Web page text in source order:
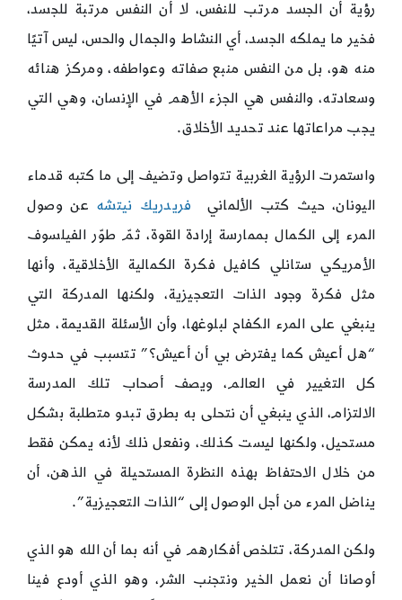
رؤية أن الجسد مرتب للنفس، لا أن النفس مرتبة للجسد،
فخير ما يملكه الجسد، أي النشاط والجمال والحس، ليس آتيًا
منه هو، بل من النفس منبع صفاته وعواطفه، ومركز هنائه
وسعادته، والنفس هي الجزء الأهم في الإنسان، وهي التي
يجب مراعاتها عند تحديد الأخلاق.
واستمرت الرؤية الغربية تتواصل وتضيف إلى ما كتبه قدماء
اليونان، حيث كتب الألماني فريدريك نيتشه عن وصول
المرء إلى الكمال بممارسة إرادة القوة، ثمّ طوّر الفيلسوف
الأمريكي ستانلي كافيل فكرة الكمالية الأخلاقية، وأنها
مثل فكرة وجود الذات التعجيزية، ولكنها المدركة التي
ينبغي على المرء الكفاح لبلوغها، وأن الأسئلة القديمة، مثل
“هل أعيش كما يفترض بي أن أعيش؟” تتسبب في حدوث
كل التغيير في العالم، ويصف أصحاب تلك المدرسة
الالتزام، الذي ينبغي أن نتحلى به بطرق تبدو متطلبة بشكل
مستحيل، ولكنها ليست كذلك، ونفعل ذلك لأنه يمكن فقط
من خلال الاحتفاظ بهذه النظرة المستحيلة في الذهن، أن
يناضل المرء من أجل الوصول إلى “الذات التعجيزية”.
ولكن المدركة، تتلخص أفكارهم في أنه بما أن الله هو الذي
أوصانا أن نعمل الخير ونتجنب الشر، وهو الذي أودع فينا